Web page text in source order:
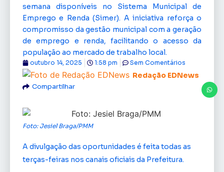
semana disponíveis no Sistema Municipal de
Emprego e Renda (Simer). A iniciativa reforça o
compromisso da gestão municipal com a geração
de emprego e renda, facilitando o acesso da
população ao mercado de trabalho local.
Redação EDNews
outubro 14, 2025 1:58 pm Sem Comentários
Compartilhar
Foto: Jesiel Braga/PMM
A divulgação das oportunidades é feita todas as
terças-feiras nos canais oficiais da Prefeitura.